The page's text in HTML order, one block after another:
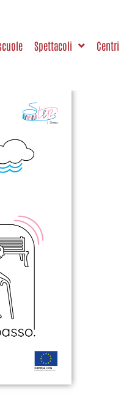
Spettacoli